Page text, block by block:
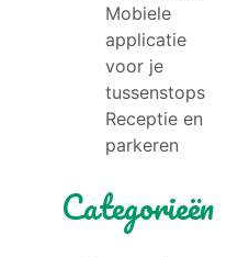
Mobiele
applicatie
voor je
tussenstops
Receptie en
parkeren
Categorieën